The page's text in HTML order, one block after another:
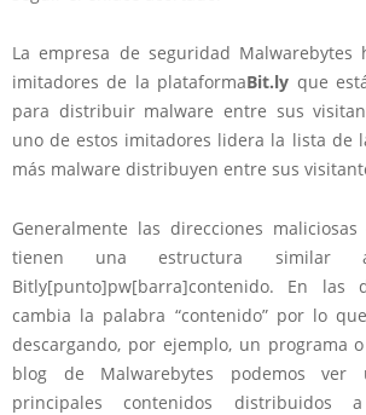
La empresa de seguridad Malwarebytes
imitadores de la plataformaBit.ly que
para distribuir malware entre sus
uno de estos imitadores lidera la lista de
más malware distribuyen entre sus
Generalmente las direcciones
tienen una estructura similar
Bitly[punto]pw[barra]contenido. En las
cambia la palabra “contenido” por lo
descargando, por ejemplo, un programa
blog de Malwarebytes podemos
principales contenidos